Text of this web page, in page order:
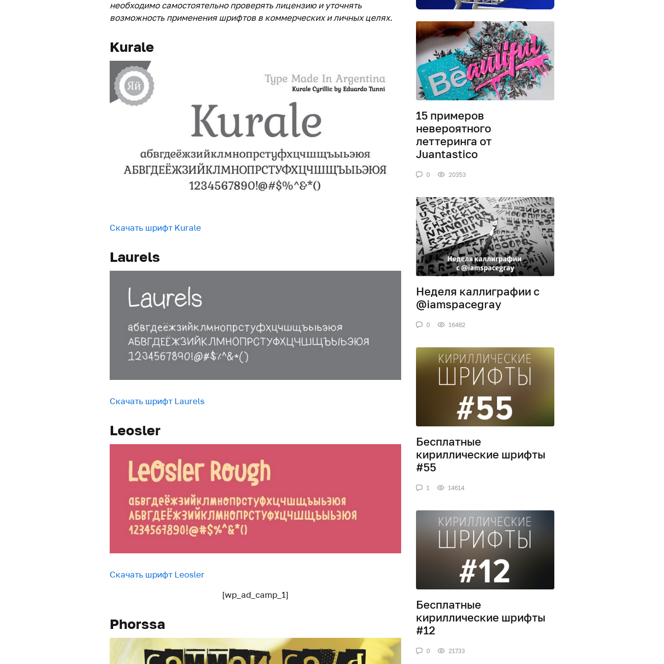
необходимо самостоятельно проверять лицензию и уточнять
возможность применения шрифтов в коммерческих и личных целях.
Kurale
Скачать шрифт Kurale
Laurels
Скачать шрифт Laurels
Leosler
Скачать шрифт Leosler
[wp_ad_camp_1]
Phorssa
15 примеров
невероятного
леттеринга от
Juantastico
0 20353
Неделя каллиграфии с
@iamspacegray
0 16482
Бесплатные
кириллические шрифты
#55
1 14614
Бесплатные
кириллические шрифты
#12
0 21733